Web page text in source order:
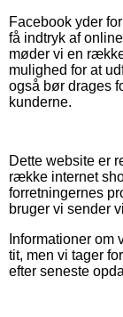
Facebook yder
få indtryk af
møder vi en
mulighed for at
også bør drages
kunderne.
Dette website er
række internet
forretningernes
bruger vi sender
Informationer om
tit, men vi tager
efter seneste